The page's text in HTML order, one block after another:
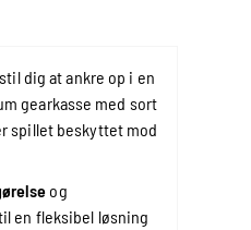
dig at ankre op i en
gearkasse med sort
spillet beskyttet mod
og
en fleksibel løsning